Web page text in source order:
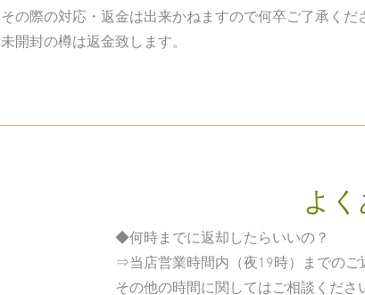
その際の対応・返金は出来かねますので何卒ご了承くだ
未開封の樽は返金致します。
よ
◆何時までに返却したらいいの？
⇒当店営業時間内（夜19時）までのご
その他の時間に関してはご相談くださ